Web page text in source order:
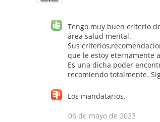
Tengo muy buen criterio
área salud mental.
Sus
que le estoy eternamente
Es una dicha poder
recomiendo totalmente.
Los mandatarios.
06 de mayo de 2023